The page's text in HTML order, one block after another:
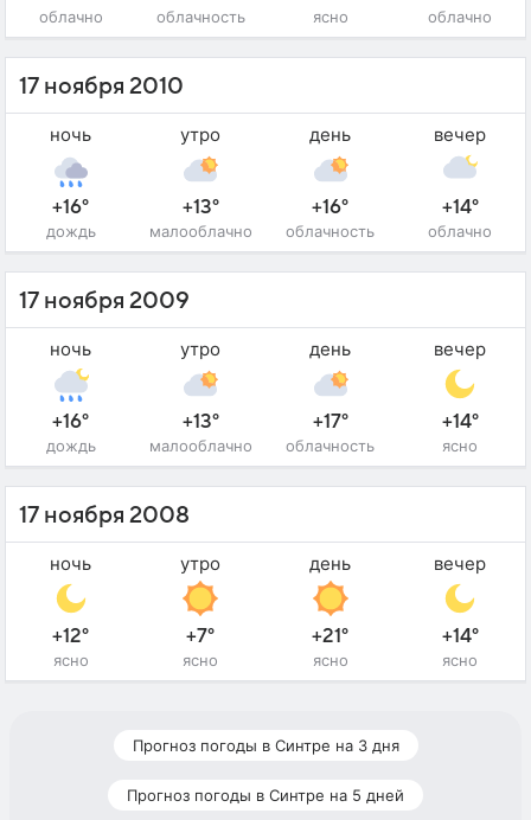
облачно облачность ясно облачно
17 ноября 2010
ночь
+16°
дождь
утро
+13°
малооблачно
день
+16°
облачность
вечер
+14°
облачно
17 ноября 2009
ночь
+16°
дождь
утро
+13°
малооблачно
день
+17°
облачность
вечер
+14°
ясно
17 ноября 2008
ночь
+12°
ясно
утро
+7°
ясно
день
+21°
ясно
вечер
+14°
ясно
Прогноз погоды в Синтре на 3 дня
Прогноз погоды в Синтре на 5 дней